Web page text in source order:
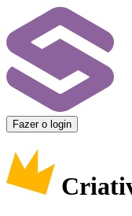
Fazer o login